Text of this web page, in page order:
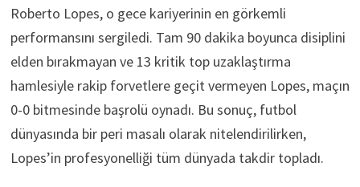
Roberto Lopes, o gece kariyerinin en görkemli
performansını sergiledi. Tam 90 dakika boyunca disiplini
elden bırakmayan ve 13 kritik top uzaklaştırma
hamlesiyle rakip forvetlere geçit vermeyen Lopes, maçın
0-0 bitmesinde başrolü oynadı. Bu sonuç, futbol
dünyasında bir peri masalı olarak nitelendirilirken,
Lopes’in profesyonelliği tüm dünyada takdir topladı.